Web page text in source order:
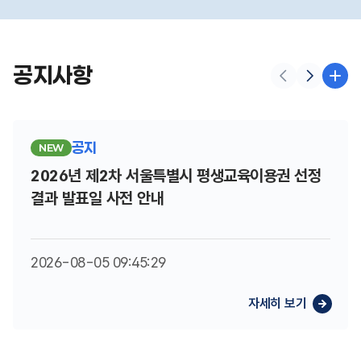
공지사항
NEW 공지
2026년 제2차 서울특별시 평생교육이용권 선정
결과 발표일 사전 안내
2026-08-05 09:45:29